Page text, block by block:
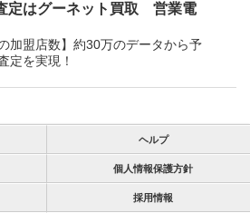
定はグーネット買取 営業電
加盟店数】約30万のデータから予
定を実現！
ヘルプ
個人情報保護方針
採用情報